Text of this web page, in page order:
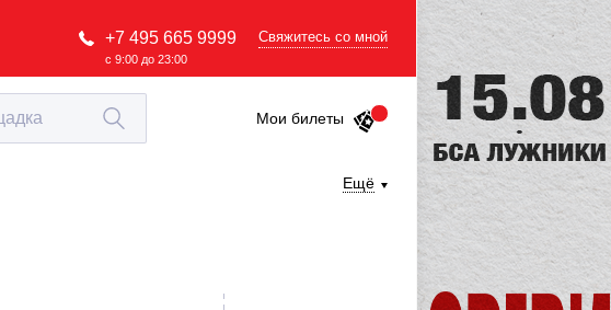
+7 495 665 9999
с 9:00 до 23:00
Свяжитесь со мной
Мои билеты
Ещё